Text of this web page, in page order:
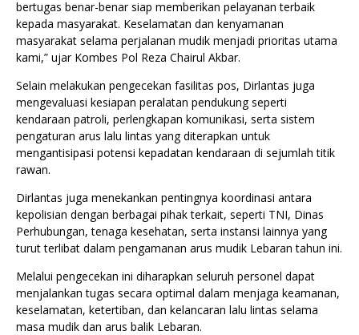
bertugas benar-benar siap memberikan pelayanan terbaik
kepada masyarakat. Keselamatan dan kenyamanan
masyarakat selama perjalanan mudik menjadi prioritas utama
kami,” ujar Kombes Pol Reza Chairul Akbar.
Selain melakukan pengecekan fasilitas pos, Dirlantas juga
mengevaluasi kesiapan peralatan pendukung seperti
kendaraan patroli, perlengkapan komunikasi, serta sistem
pengaturan arus lalu lintas yang diterapkan untuk
mengantisipasi potensi kepadatan kendaraan di sejumlah titik
rawan.
Dirlantas juga menekankan pentingnya koordinasi antara
kepolisian dengan berbagai pihak terkait, seperti TNI, Dinas
Perhubungan, tenaga kesehatan, serta instansi lainnya yang
turut terlibat dalam pengamanan arus mudik Lebaran tahun ini.
Melalui pengecekan ini diharapkan seluruh personel dapat
menjalankan tugas secara optimal dalam menjaga keamanan,
keselamatan, ketertiban, dan kelancaran lalu lintas selama
masa mudik dan arus balik Lebaran.